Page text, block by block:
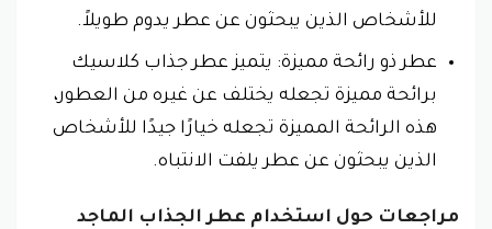
للأشخاص الذين يبحثون عن عطر يدوم طويلاً.
عطر ذو رائحة مميزة: يتميز عطر جذاب كلاسيك
برائحة مميزة تجعله يختلف عن غيره من العطور،
هذه الرائحة المميزة تجعله خيارًا جيدًا للأشخاص
الذين يبحثون عن عطر يلفت الانتباه.
مراجعات حول استخدام عطر الجذاب الماجد